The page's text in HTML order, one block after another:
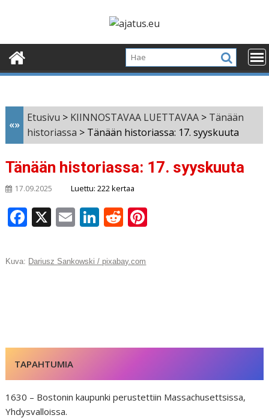
«»
Etusivu > KIINNOSTAVAA LUETTAVAA > Tänään
historiassa > Tänään historiassa: 17. syyskuuta
Tänään historiassa: 17. syyskuuta
17.09.2025 Luettu: 222 kertaa
F
c
k
X E
ai
Li
k
e
R
d
di
Kuva: Dariusz Sankowski / pixabay.com
TAPAHTUMIA
1630 – Bostonin kaupunki perustettiin Massachusettsissa,
Yhdysvalloissa.